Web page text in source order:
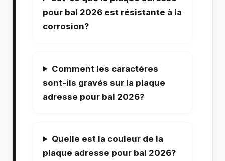
pour bal 2026 est résistante à la
corrosion?
Comment les caractères
sont-ils gravés sur la plaque
adresse pour bal 2026?
Quelle est la couleur de la
plaque adresse pour bal 2026?